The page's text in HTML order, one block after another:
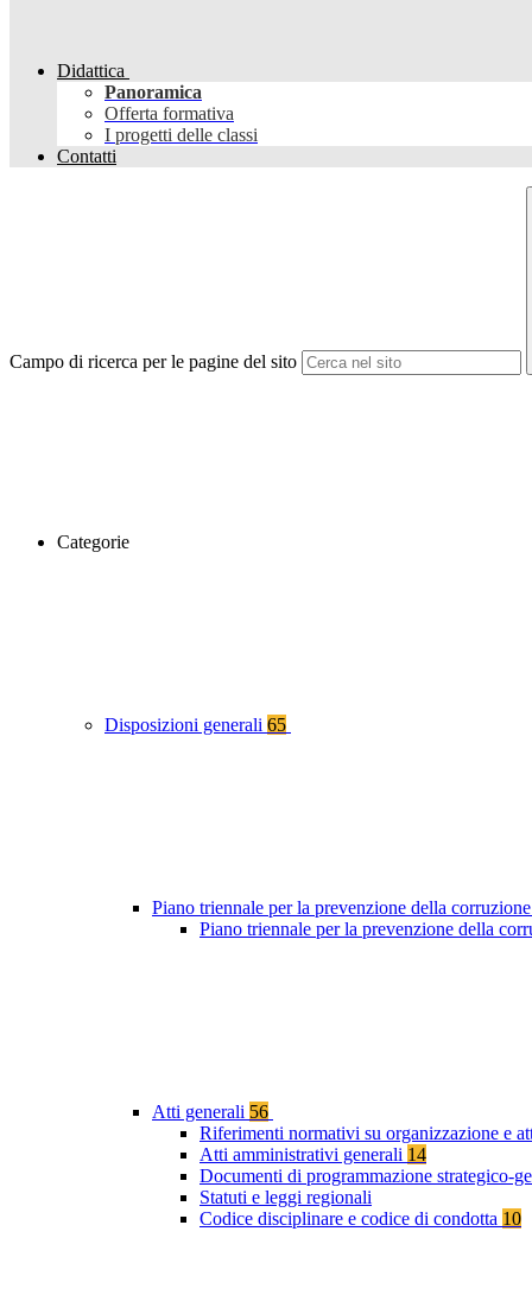
Didattica
Panoramica
Offerta formativa
I progetti delle classi
Contatti
Campo di ricerca per le pagine del sito
Categorie
Disposizioni generali 65
Piano triennale per la prevenzione della
Piano triennale per la prevenzione della
Atti generali 56
Riferimenti normativi su organizzazione e
Atti amministrativi generali 14
Documenti di programmazione strategico-
Statuti e leggi regionali
Codice disciplinare e codice di condotta 10